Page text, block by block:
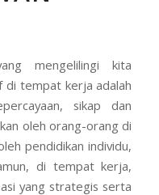
mengelilingi kita
di tempat kerja adalah
sikap dan
oleh orang-orang di
pendidikan individu,
di tempat kerja,
yang strategis serta